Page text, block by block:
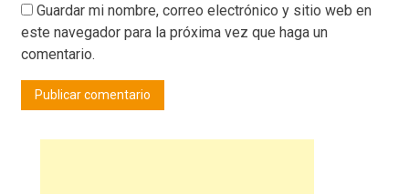
Guardar mi nombre, correo electrónico y sitio web en
este navegador para la próxima vez que haga un
comentario.